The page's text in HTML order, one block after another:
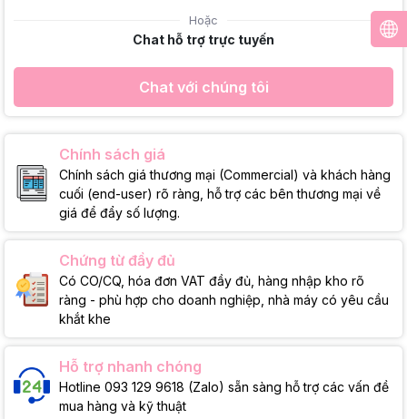
Hoặc
Chat hỗ trợ trực tuyến
Chat với chúng tôi
Chính sách giá
Chính sách giá thương mại (Commercial) và khách hàng
cuối (end-user) rõ ràng, hỗ trợ các bên thương mại về
giá để đẩy số lượng.
Chứng từ đầy đủ
Có CO/CQ, hóa đơn VAT đầy đủ, hàng nhập kho rõ
ràng - phù hợp cho doanh nghiệp, nhà máy có yêu cầu
khắt khe
Hỗ trợ nhanh chóng
Hotline 093 129 9618 (Zalo) sẵn sàng hỗ trợ các vấn đề
mua hàng và kỹ thuật